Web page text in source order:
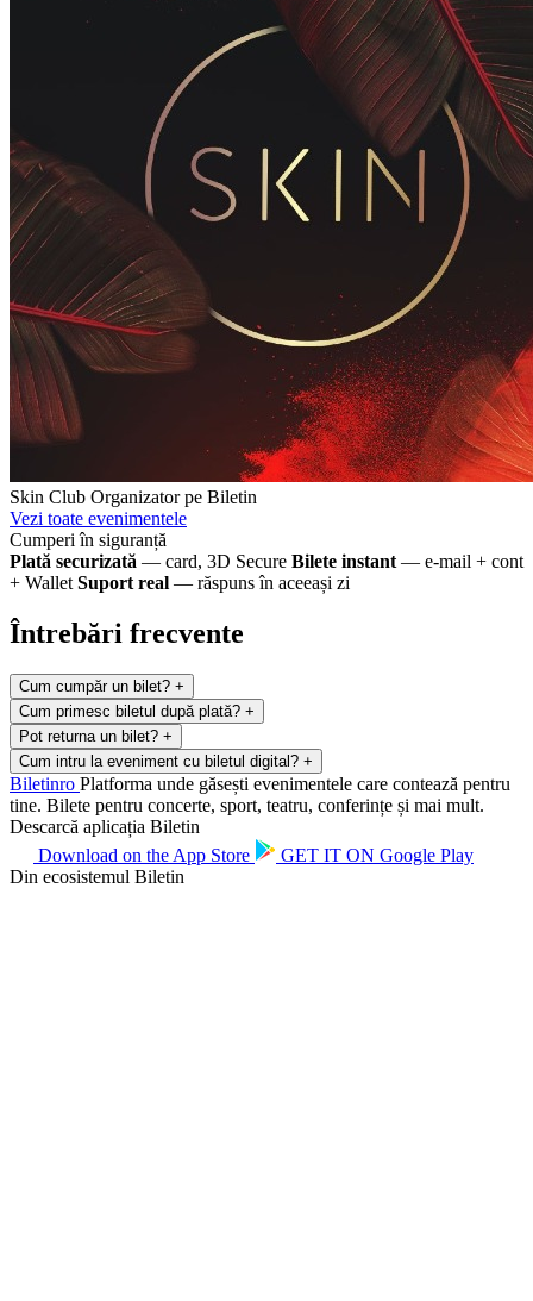
Skin Club Organizator pe Biletin
Vezi toate evenimentele
Cumperi în siguranță
Plată securizată — card, 3D Secure Bilete instant — e-mail + cont
+ Wallet Suport real — răspuns în aceeași zi
Întrebări frecvente
Cum cumpăr un bilet? +
Cum primesc biletul după plată? +
Pot returna un bilet? +
Cum intru la eveniment cu biletul digital? +
Biletinro Platforma unde găsești evenimentele care contează pentru
tine. Bilete pentru concerte, sport, teatru, conferințe și mai mult.
Descarcă aplicația Biletin
Download on the App Store GET IT ON Google Play
Din ecosistemul Biletin